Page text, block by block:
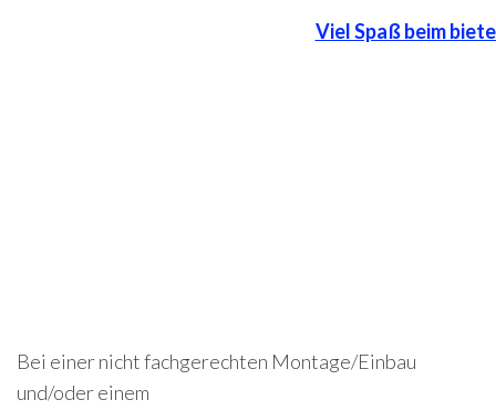
Viel Spaß beim
Bei einer nicht fachgerechten Montage/Einbau
und/oder einem